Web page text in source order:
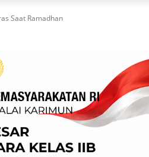
Saat Ramadhan